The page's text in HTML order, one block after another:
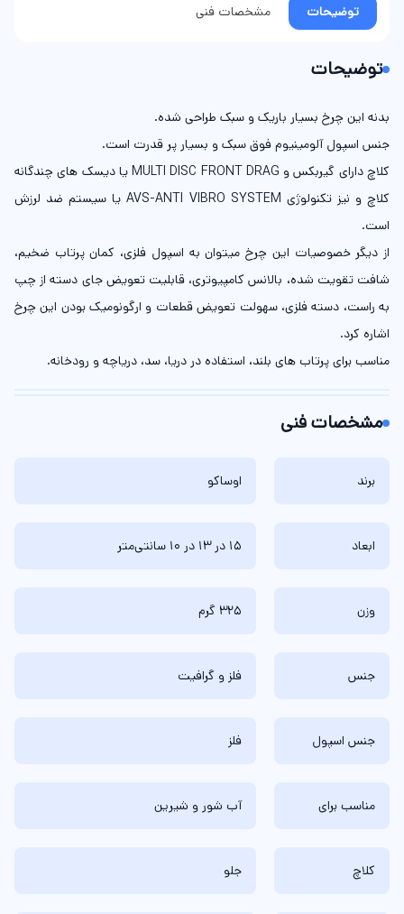
توضیحات مشخصات فنی
توضیحات
بدنه این چرخ بسیار باریک و سبک طراحی شده.
جنس اسپول آلومینیوم فوق سبک و بسیار پر قدرت است.
کلاچ دارای گیربکس و MULTI DISC FRONT DRAG یا دیسک های چندگانه
کلاچ و نیز تکنولوژی AVS-ANTI VIBRO SYSTEM یا سیستم ضد لرزش
است.
از دیگر خصوصیات این چرخ میتوان به اسپول فلزی، کمان پرتاب ضخیم،
شافت تقویت شده، بالانس کامپیوتری، قابلیت تعویض جای دسته از چپ
به راست، دسته فلزی، سهولت تعویض قطعات و ارگونومیک بودن این چرخ
اشاره کرد.
مناسب برای پرتاب های بلند، استفاده در دریا، سد، دریاچه و رودخانه.‌‌
مشخصات فنی
برند اوساکو
ابعاد 15 در 13 در 10 سانتی‌متر
وزن 325 گرم
جنس فلز و گرافیت
جنس اسپول فلز
مناسب برای آب شور و شیرین
کلاچ جلو